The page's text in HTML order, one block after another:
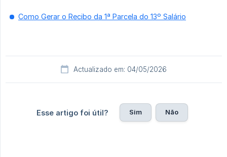
Como Gerar o Recibo da 1ª Parcela do 13º Salário
Actualizado em: 04/05/2026
Esse artigo foi útil? Sim Não